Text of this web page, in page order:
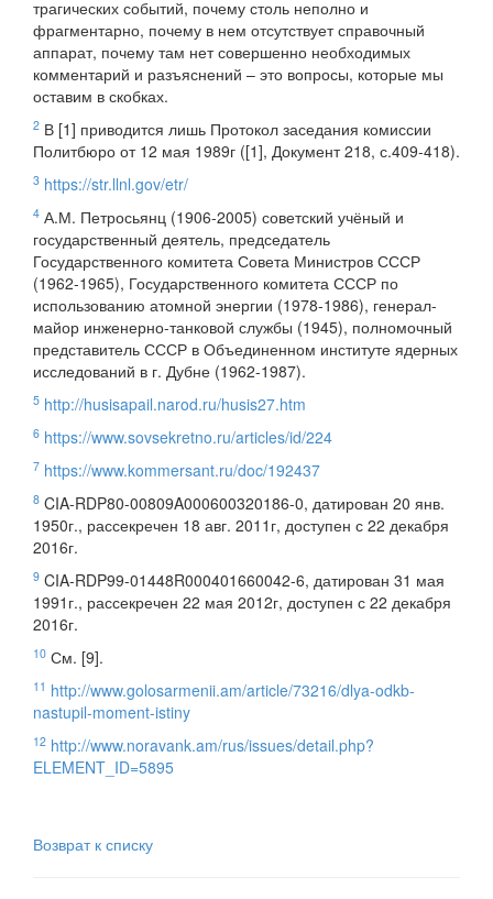
трагических событий, почему столь неполно и
фрагментарно, почему в нем отсутствует справочный
аппарат, почему там нет совершенно необходимых
комментарий и разъяснений – это вопросы, которые мы
оставим в скобках.
2 В [1] приводится лишь Протокол заседания комиссии
Политбюро от 12 мая 1989г ([1], Документ 218, с.409-418).
3 https://str.llnl.gov/etr/
4 А.М. Петросьянц (1906-2005) советский учёный и
государственный деятель, председатель
Государственного комитета Совета Министров СССР
(1962-1965), Государственного комитета СССР по
использованию атомной энергии (1978-1986), генерал-
майор инженерно-танковой службы (1945), полномочный
представитель СССР в Объединенном институте ядерных
исследований в г. Дубне (1962-1987).
5 http://husisapail.narod.ru/husis27.htm
6 https://www.sovsekretno.ru/articles/id/224
7 https://www.kommersant.ru/doc/192437
8 CIA-RDP80-00809A000600320186-0, датирован 20 янв.
1950г., рассекречен 18 авг. 2011г, доступен с 22 декабря
2016г.
9 CIA-RDP99-01448R000401660042-6, датирован 31 мая
1991г., рассекречен 22 мая 2012г, доступен с 22 декабря
2016г.
10 См. [9].
11 http://www.golosarmenii.am/article/73216/dlya-odkb-
nastupil-moment-istiny
12 http://www.noravank.am/rus/issues/detail.php?
ELEMENT_ID=5895
Возврат к списку